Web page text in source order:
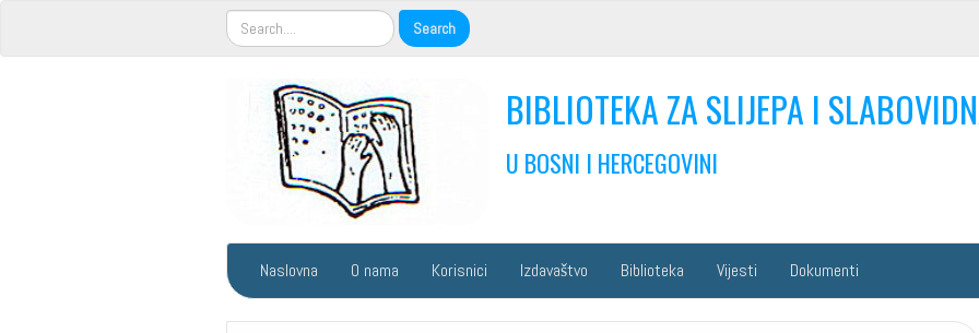
BIBLIOTEKA ZA SLIJEPA I
U BOSNI I HERCEGOVINI
Naslovna O nama Korisnici Izdavaštvo Biblioteka Vijesti Dokumenti